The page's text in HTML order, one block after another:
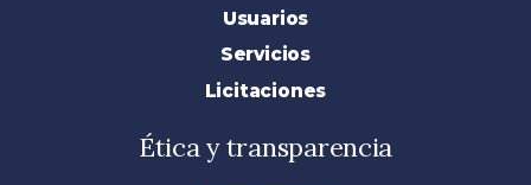
Usuarios
Servicios
Licitaciones
Ética y transparencia